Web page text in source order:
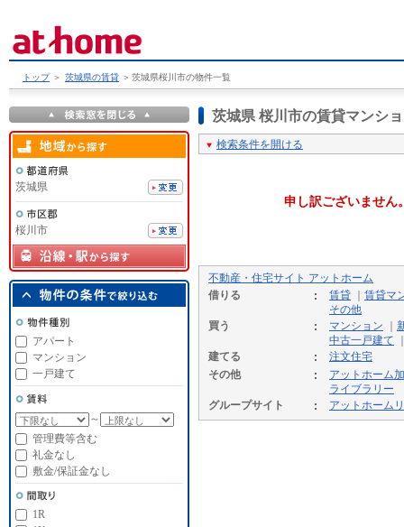
トップ ＞ 茨城県の賃貸 ＞ 茨城県桜川市の物件一覧
茨城県 桜川市の賃貸マンシ
検索条件を開ける
申し訳ございません
不動産・住宅サイト アットホーム
借りる
賃貸
賃貸マ
その他
買う
マンション
中古一戸建て
建てる
注文住宅
その他
アットホーム
ライブラリー
グループサイト
アットホーム
茨城県
桜川市
アパート
マンション
一戸建て
～
管理費等含む
礼金なし
敷金/保証金なし
1R